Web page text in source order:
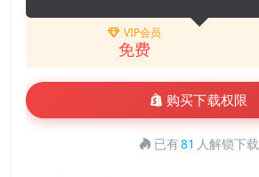
VIP会员
免费
购买下载权限
已有81 人解锁下载